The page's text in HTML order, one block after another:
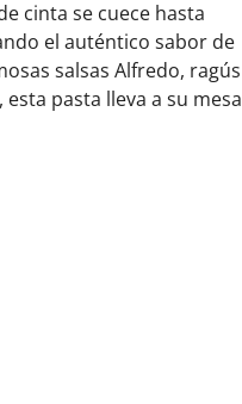
cinta se cuece hasta
el auténtico sabor de
salsas Alfredo, ragús
pasta lleva a su mesa